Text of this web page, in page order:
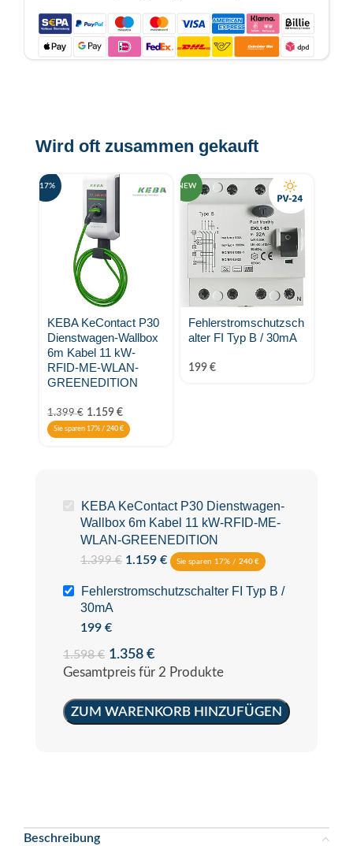
Wird oft zusammen gekauft
-17%
KEBA KeContact P30
Dienstwagen-Wallbox
6m Kabel 11 kW-
RFID-ME-WLAN-
GREENEDITION
1.399€ 1.159 €
Sie sparen 17% / 240 €
NEW
Fehlerstromschutzsch
alter FI Typ B / 30mA
199 €
KEBA KeContact P30 Dienstwagen-
Wallbox 6m Kabel 11 kW-RFID-ME-
WLAN-GREENEDITION
1.399€ 1.159 € Sie sparen 17% / 240 €
Fehlerstromschutzschalter FI Typ B /
30mA
199 €
1.598€ 1.358 €
Gesamtpreis für 2 Produkte
ZUM WARENKORB HINZUFÜGEN
Beschreibung